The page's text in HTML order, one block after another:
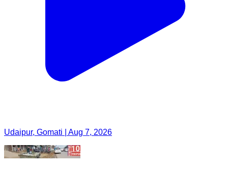
Udaipur, Gomati | Aug 7, 2026